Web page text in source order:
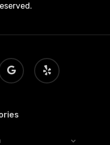
google-
yelp